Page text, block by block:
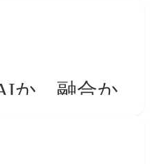
ランドらしい
か、融合か
定」のルール